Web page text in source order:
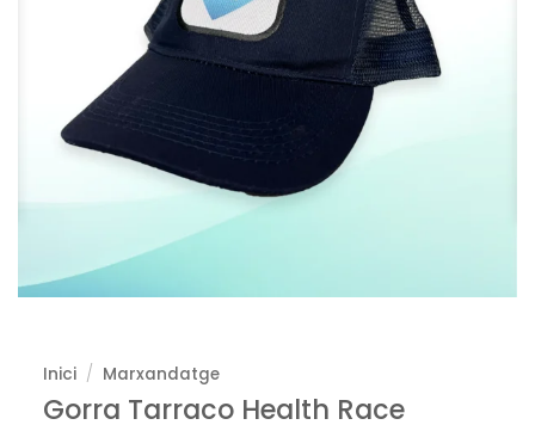
Inici / Marxandatge
Gorra Tarraco Health Race